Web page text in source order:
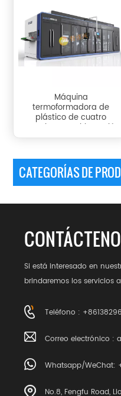
Máquina
termoformadora de
plástico de cuatro
estaciones multiestación
de presión y vacío
CATEGORÍAS DE
Si está interesado en
brindaremos los servicios
Teléfono :
Correo electrónico :
Whatsapp/WeChat:
No.8, Fengfu Road,